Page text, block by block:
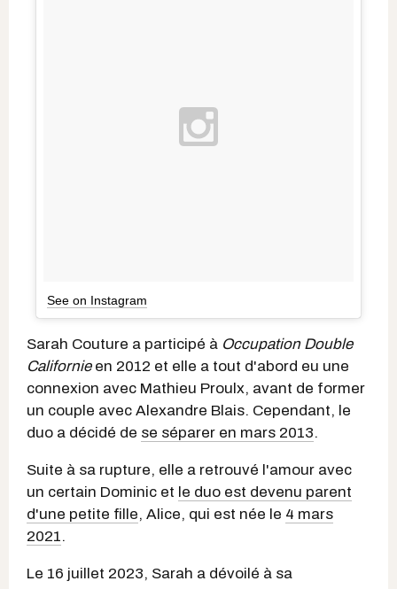
See on Instagram
Sarah Couture a participé à Occupation Double
Californieen 2012 et elle a tout d'abord eu une
connexion avec Mathieu Proulx, avant de former
un couple avec Alexandre Blais. Cependant, le
duo a décidé de se séparer en mars 2013.
Suite à sa rupture, elle a retrouvé l'amour avec
un certain Dominic et le duo est devenu parent
d'une petite fille, Alice, qui est née le 4 mars
2021.
Le 16 juillet 2023, Sarah a dévoilé à sa